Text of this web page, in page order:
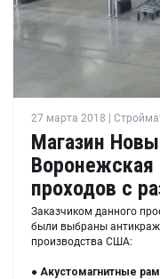
27 марта 2018 |
Магазин
Воронежская
проходов с
Заказчиком данного
были выбраны
производства США:
● Акустомагнитные